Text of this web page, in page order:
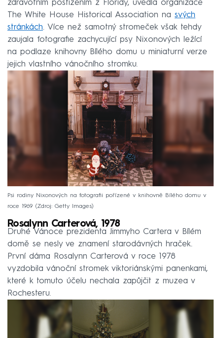
zdravotním postižením z Floridy, uvedla organizace
The White House Historical Association na svých
stránkách. Více než samotný stromeček však tehdy
zaujala fotografie zachycující psy Nixonových ležící
na podlaze knihovny Bílého domu u miniaturní verze
jejich vlastního vánočního stromku.
Psi rodiny Nixonových na fotografii pořízené v knihovně Bílého domu v
roce 1969
Zdroj: Getty Images
Rosalynn Carterová, 1978
Druhé Vánoce prezidenta Jimmyho Cartera v Bílém
domě se nesly ve znamení starodávných hraček.
První dáma Rosalynn Carterová v roce 1978
vyzdobila vánoční stromek viktoriánskými panenkami,
které k tomuto účelu nechala zapůjčit z muzea v
Rochesteru.